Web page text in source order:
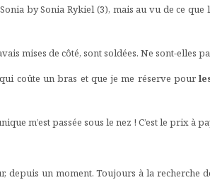
by Sonia Rykiel (3), mais au vu de ce
mises de côté, sont soldées. Ne sont-elles
coûte un bras et que je me réserve pour
m’est passée sous le nez ! C’est le prix
depuis un moment. Toujours à la recherche